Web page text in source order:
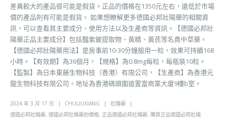
差異較大的產品很可能是假貨。正品的價格在1350元左右，遠低於市場
價的產品則有可能是假貨。 如果想瞭解更多德國必邦壯陽藥的相關資
訊，可以查看其主要成分、使用方法以及生產商等資訊。【德國必邦壯
陽藥正品主要成分】包括豔紫鈹提取物、黃精、黃芪等名貴中草藥。
【德國必邦壯陽藥用法】是房事前10-30分鐘服用一粒，效果可持續168
小時。【有效期】為36個月，【規格】為0.8mg每粒，每瓶裝10粒。
【監製】為日本東藤生物科技（香港）有限公司，【生產商】為香港元
龍生物科技有限公司。地址為香港碼頭圍道置富商業大廈9樓b室。
2024 年 3 月 17 日 CHULIUXIANG
壯陽藥
德國必邦壯陽藥, 德國必邦壯陽藥的價格, 正品德國必邦壯陽藥, 購買正品德國必邦壯陽